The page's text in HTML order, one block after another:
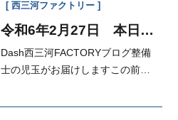
西三河ファクトリー
令和6年2月27日 本日の
Dash西三河FACTORYブログ整備
士の児玉がお届けしますこの前仕